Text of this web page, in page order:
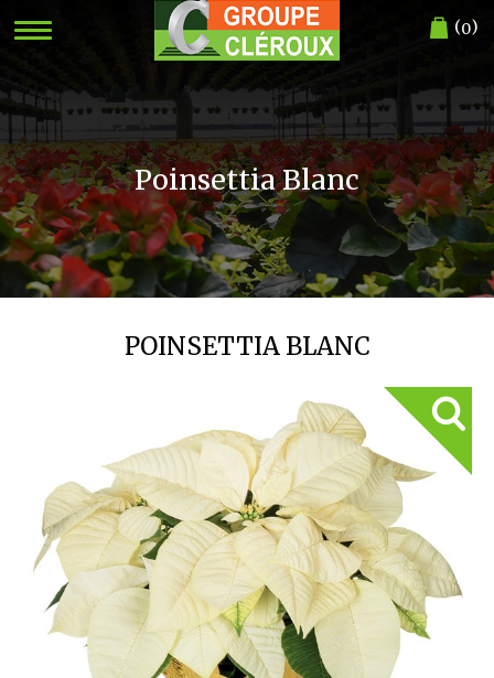
(0)
Poinsettia Blanc
POINSETTIA BLANC